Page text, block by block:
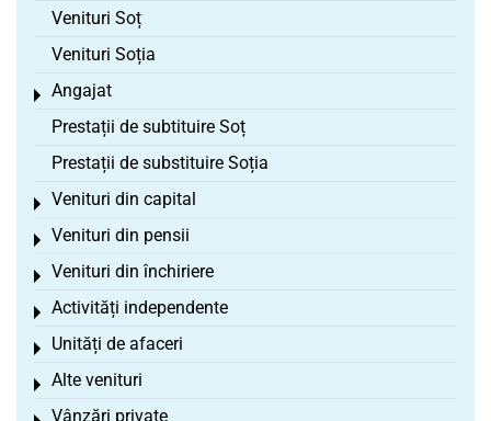
Venituri Soț
Venituri Soția
Angajat
Toggle menu
Prestații de subtituire Soț
Prestații de substituire Soția
Venituri din capital
Toggle menu
Venituri din pensii
Toggle menu
Venituri din închiriere
Toggle menu
Activități independente
Toggle menu
Unități de afaceri
Toggle menu
Alte venituri
Toggle menu
Vânzări private